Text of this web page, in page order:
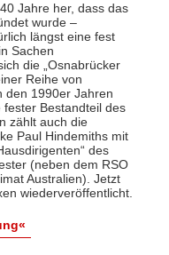
Jahre her, dass das
wurde –
längst eine fest
Sachen
die „Osnabrücker
Reihe von
den 1990er Jahren
Bestandteil des
zählt auch die
Paul Hindemiths mit
des
(neben dem RSO
Australien). Jetzt
wiederveröffentlicht.